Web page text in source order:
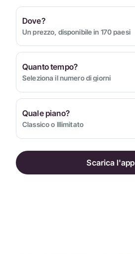
Dove?
Un prezzo, disponibile in 170 paesi
Quanto tempo?
Seleziona il numero di giorni
Quale piano?
Classico o Illimitato
Scarica l'app